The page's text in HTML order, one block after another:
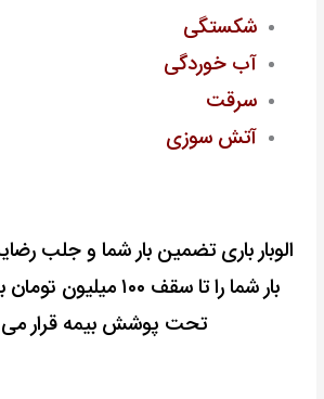
شکستگی
آب خوردگی
سرقت
آتش سوزی
الوبار باری تضمین بار شما و جلب
بار شما را تا سقف ۱۰۰
تحت پوشش بیمه قرار